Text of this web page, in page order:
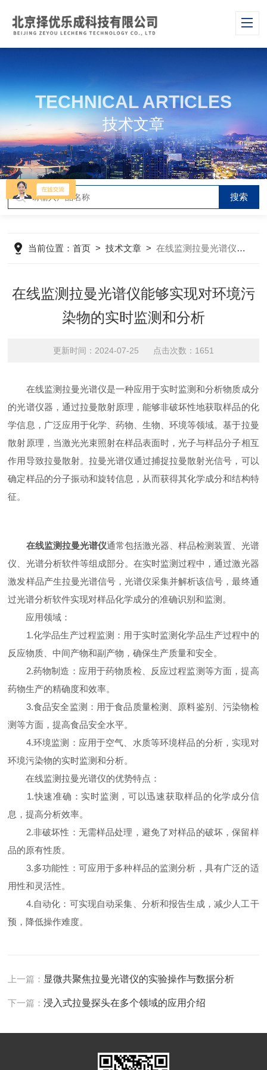
TECHNICAL ARTICLES
技术文章
当前位置：首页 >技术文章 >在线监测拉曼光谱仪能够实现对环境污染物的实时监测和分析
在线监测拉曼光谱仪能够实现对环境污
染物的实时监测和分析
更新时间：2024-07-25 点击次数：1651
在线监测拉曼光谱仪是一种应用于实时监测和分析物质成分
的光谱仪器，通过拉曼散射原理，能够非破坏性地获取样品的化
学信息，广泛应用于化学、药物、生物、环境等领域。基于拉曼
散射原理，当激光光束照射在样品表面时，光子与样品分子相互
作用导致拉曼散射。拉曼光谱仪通过捕捉拉曼散射光信号，可以
确定样品的分子振动和旋转信息，从而获得其化学成分和结构特
征。
在线监测拉曼光谱仪通常包括激光器、样品检测装置、光谱
仪、光谱分析软件等组成部分。在实时监测过程中，通过激光器
激发样品产生拉曼光谱信号，光谱仪采集并解析该信号，最终通
过光谱分析软件实现对样品化学成分的准确识别和监测。
应用领域：
1.化学品生产过程监测：用于实时监测化学品生产过程中的
反应物质、中间产物和副产物，确保生产质量和安全。
2.药物制造：应用于药物质检、反应过程监测等方面，提高
药物生产的精确度和效率。
3.食品安全监测：用于食品质量检测、原料鉴别、污染物检
测等方面，提高食品安全水平。
4.环境监测：应用于空气、水质等环境样品的分析，实现对
环境污染物的实时监测和分析。
在线监测拉曼光谱仪的优势特点：
1.快速准确：实时监测，可以迅速获取样品的化学成分信
息，提高分析效率。
2.非破坏性：无需样品处理，避免了对样品的破坏，保留样
品的原有性质。
3.多功能性：可应用于多种样品的监测分析，具有广泛的适
用性和灵活性。
4.自动化：可实现自动采集、分析和报告生成，减少人工干
预，降低操作难度。
上一篇： 显微共聚焦拉曼光谱仪的实验操作与数据分析
下一篇：浸入式拉曼探头在多个领域的应用介绍